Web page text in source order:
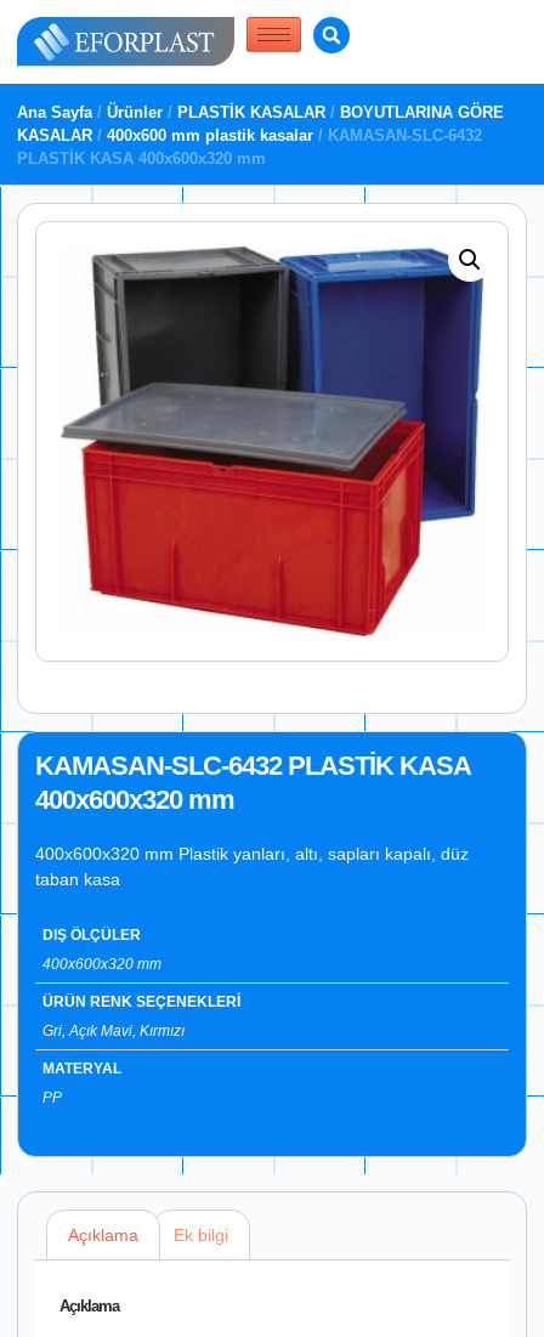
Ana Sayfa/ Ürünler / PLASTİK KASALAR / BOYUTLARINA GÖRE
KASALAR / 400x600 mm plastik kasalar / KAMASAN-SLC-6432
PLASTİK KASA 400x600x320 mm
KAMASAN-SLC-6432 PLASTİK KASA
400x600x320 mm
400x600x320 mm Plastik yanları, altı, sapları kapalı, düz
taban kasa
DIŞ ÖLÇÜLER
400x600x320 mm
ÜRÜN RENK SEÇENEKLERİ
Gri, Açık Mavi, Kırmızı
MATERYAL
PP
Açıklama Ek bilgi
Açıklama